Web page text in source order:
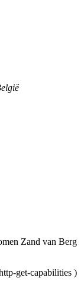
Zand van Berg
get-capabilities )